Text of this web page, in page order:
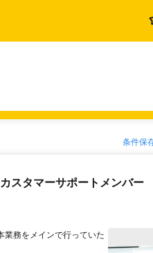
条件保
スタマーサポートメンバー
務をメインで行っていた